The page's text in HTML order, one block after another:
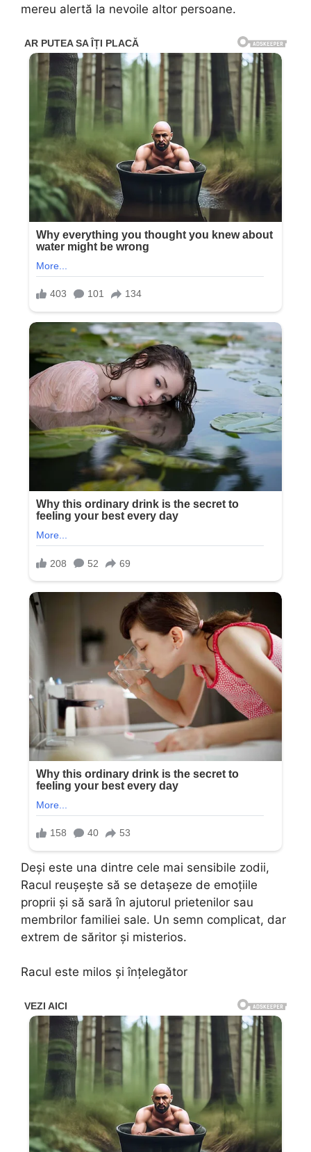
mereu alertă la nevoile altor persoane.
Deși este una dintre cele mai sensibile zodii,
Racul reușește să se detașeze de emoțiile
proprii și să sară în ajutorul prietenilor sau
membrilor familiei sale. Un semn complicat, dar
extrem de săritor și misterios.
Racul este milos și înțelegător